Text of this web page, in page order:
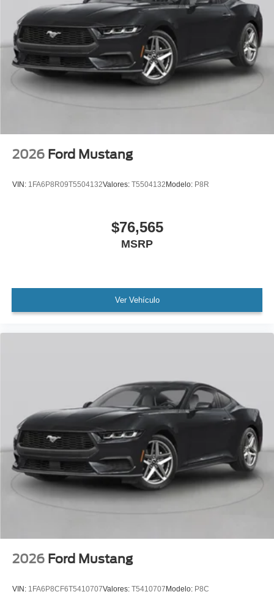
2026 Ford Mustang
VIN: 1FA6P8R09T5504132Valores: T5504132 Modelo: P8R
$76,565
MSRP
Ver Vehículo
2026 Ford Mustang
VIN: 1FA6P8CF6T5410707Valores: T5410707 Modelo: P8C